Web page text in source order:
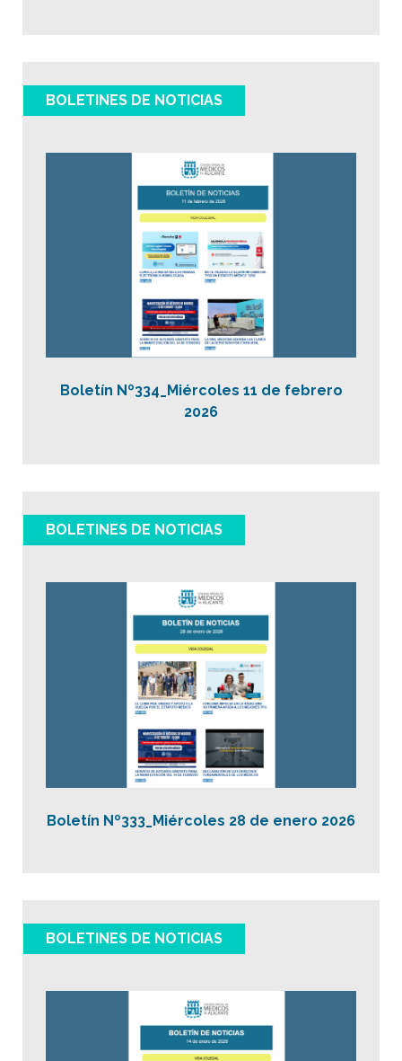
BOLETINES DE NOTICIAS
Boletín Nº334_Miércoles 11 de febrero
2026
BOLETINES DE NOTICIAS
Boletín Nº333_Miércoles 28 de enero 2026
BOLETINES DE NOTICIAS